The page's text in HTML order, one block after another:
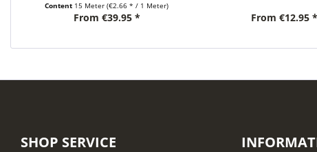
Content 15 Meter(€2.66 * / 1 Meter)
From €39.95 * From €12.95 *
SHOP SERVICE